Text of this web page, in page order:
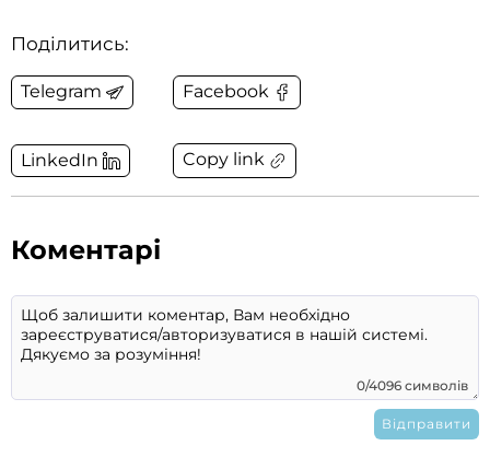
Поділитись:
Telegram Facebook
LinkedIn Copy link
Коментарі
0/4096 символів